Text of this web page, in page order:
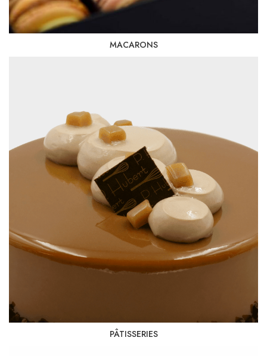
MACARONS
PÂTISSERIES